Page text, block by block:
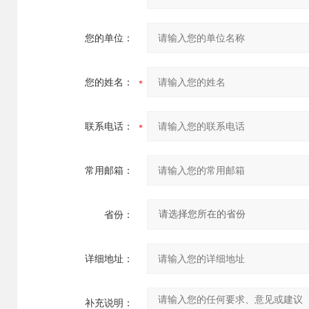
您的单位：
您的姓名：
联系电话：
常用邮箱：
省份：
详细地址：
补充说明：